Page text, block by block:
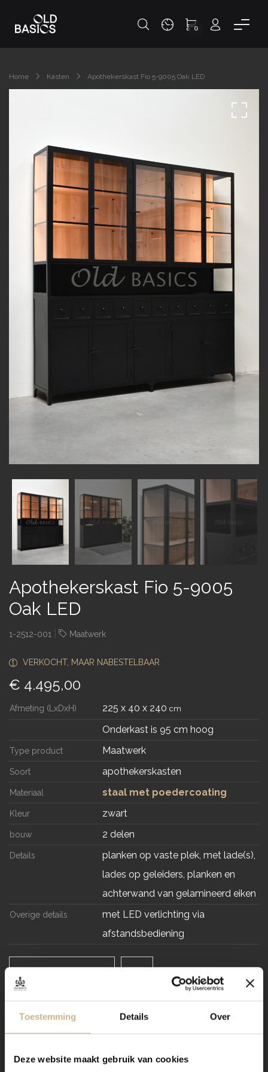
Toestemming Details Over
Deze website maakt gebruik van cookies
0
Home Kasten Apothekerskast Fio 5-9005 Oak LED
Apothekerskast Fio 5-9005
Oak LED
1-2512-001 Maatwerk
VERKOCHT, MAAR NABESTELBAAR
€ 4.495,00
Afmeting (LxDxH) 225 x 40 x 240 cm
Onderkast is 95 cm hoog
Type product Maatwerk
Soort apothekerskasten
Materiaal staal met poedercoating
Kleur zwart
bouw 2 delen
Details
planken op vaste plek, met lade(s),
lades op geleiders, planken en
achterwand van gelamineerd eiken
Overige details
met LED verlichting via
afstandsbediening